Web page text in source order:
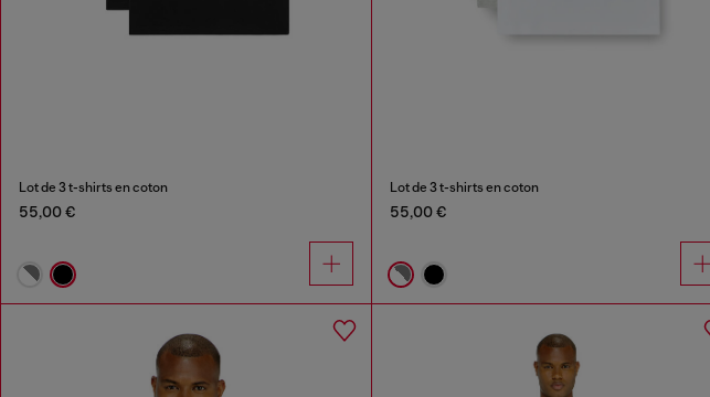
Lot de 3 t-shirts en coton
55,00 €
Lot de 3 t-shirts en coton
55,00 €